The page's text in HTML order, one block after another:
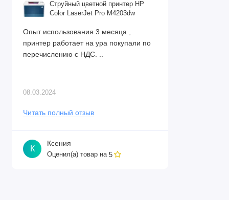
Струйный цветной принтер HP
Color LaserJet Pro M4203dw
Опыт использования 3 месяца ,
принтер работает на ура покупали по
перечислению с НДС. ..
08.03.2024
Читать полный отзыв
К
Ксения
Оценил(а) товар на 5